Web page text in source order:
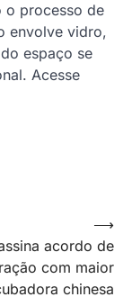
processo de
envolve vidro,
espaço se
Acesse
acordo de
com maior
chinesa
⟶